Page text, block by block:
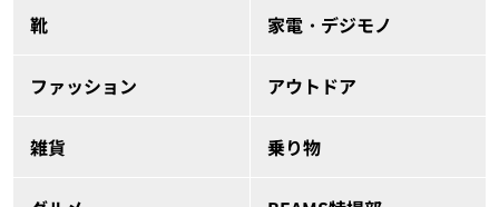
靴 家電・デジモノ
ファッション アウトドア
雑貨 乗り物